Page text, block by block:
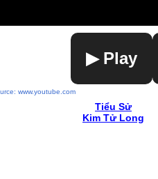
▶ Play
www.youtube.com
Tiểu Sử
Kim Tử Long